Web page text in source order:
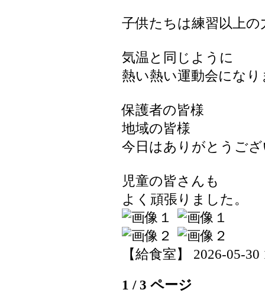
子供たちは練習以上
気温と同じように
熱い熱い運動会にな
保護者の皆様
地域の皆様
今日はありがとうご
児童の皆さんも
よく頑張りました。
【給食室】 2026-05-
1 / 3 ページ